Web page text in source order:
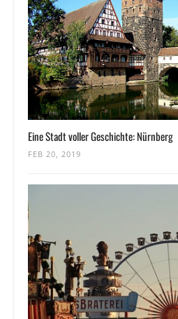
Eine Stadt voller Geschichte: Nürnberg
FEB 20, 2019